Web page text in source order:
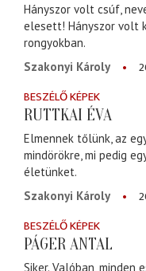
Hányszor volt csúf,
elesett! Hányszor volt
rongyokban.
Szakonyi Károly
BESZÉLŐ KÉPEK
RUTTKAI ÉVA
Elmennek tőlünk, az
mindörökre, mi pedig
életünket.
Szakonyi Károly
BESZÉLŐ KÉPEK
PÁGER ANTAL
Siker. Valóban, minden